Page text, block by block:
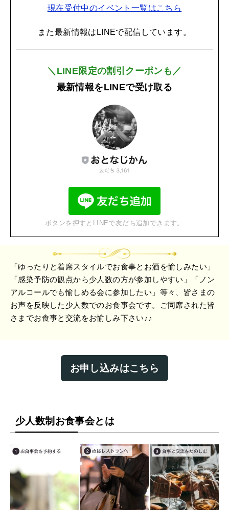
現在受付中のイベント一覧はこちら
また最新情報はLINEで配信しています。
＼LINE限定の割引クーポンも／
最新情報をLINEで受け取る
ボタンを押すとLINEで友だち追加できます。
「ゆったりと着席スタイルでお食事とお酒を愉しみたい」
「感染予防の観点から少人数の方が参加しやすい」「ノン
アルコールでも愉しめる会に参加したい」等々、皆さまの
お声を反映した少人数でのお食事会です。ご同席された皆
さまでお食事と交流をお愉しみ下さい♪♪
お申し込みはこちら
少人数制お食事会とは